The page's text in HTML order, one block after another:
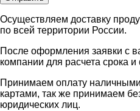
Осуществляем доставку
по всей территории России.
После оформления заявки с
компании для расчета срока и
Принимаем оплату
картами, так же принимаем
юридических лиц.